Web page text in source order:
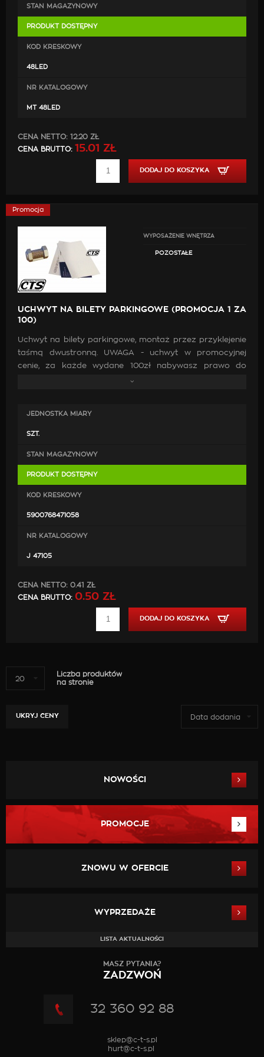
STAN MAGAZYNOWY
PRODUKT DOSTĘPNY
KOD KRESKOWY
48LED
NR KATALOGOWY
MT 48LED
CENA NETTO: 12.20 ZŁ
CENA BRUTTO: 15.01 ZŁ
DODAJ DO KOSZYKA
WYPOSAŻENIE WNĘTRZA
POZOSTAŁE
UCHWYT NA BILETY PARKINGOWE (PROMOCJA 1 ZA
100)
Uchwyt na bilety parkingowe, montaż przez przyklejenie
taśmą dwustronną. UWAGA - uchwyt w promocyjnej
cenie, za każde wydane 100zł nabywasz prawo do
zakupu 1 z promocyjnych towarów.
JEDNOSTKA MIARY
SZT.
STAN MAGAZYNOWY
PRODUKT DOSTĘPNY
KOD KRESKOWY
5900768471058
NR KATALOGOWY
J 47105
CENA NETTO: 0.41 ZŁ
CENA BRUTTO: 0.50 ZŁ
DODAJ DO KOSZYKA
Promocja
20
Liczba produktów
na stronie
UKRYJ CENY Data dodania
NOWOŚCI
PROMOCJE
ZNOWU W OFERCIE
WYPRZEDAŻE
LISTA AKTUALNOŚCI
MASZ PYTANIA?
ZADZWOŃ
32 360 92 88
sklep@c-t-s.pl
hurt@c-t-s.pl